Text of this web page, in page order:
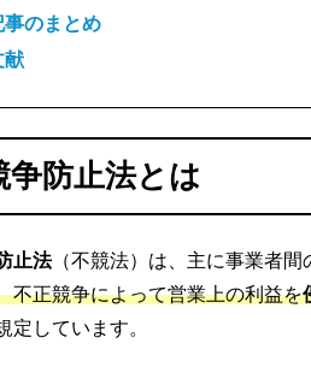
事のまとめ
献
争防止法とは
止法（不競法）は、主に事業者間
不正競争によって営業上の利益を
定しています。